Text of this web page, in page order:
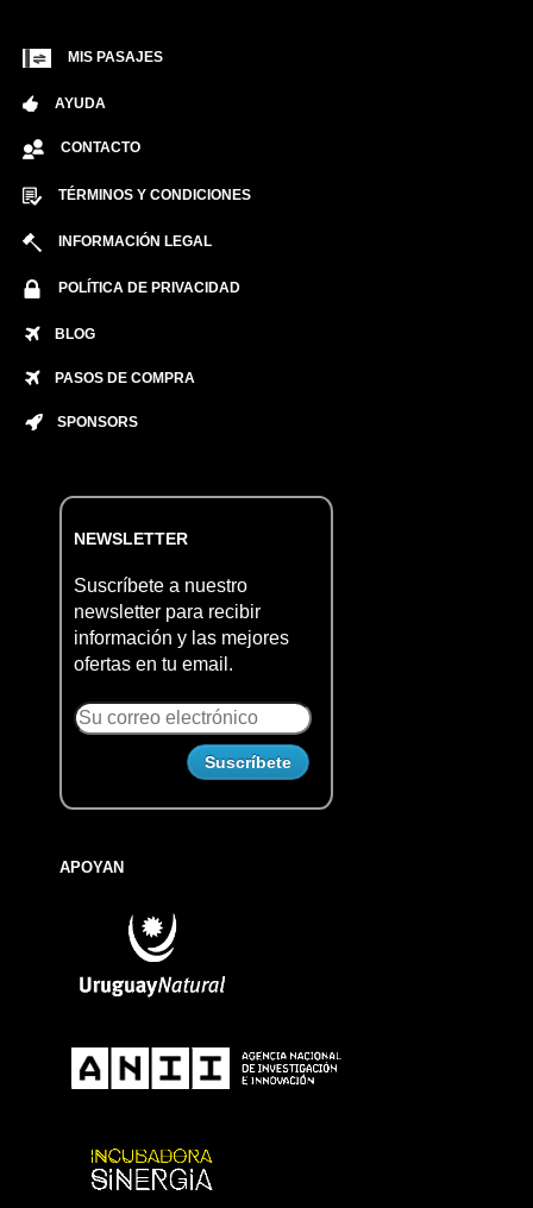
MIS PASAJES
AYUDA
CONTACTO
TÉRMINOS Y CONDICIONES
INFORMACIÓN LEGAL
POLÍTICA DE PRIVACIDAD
BLOG
PASOS DE COMPRA
SPONSORS
NEWSLETTER
Suscríbete a nuestro
newsletter para recibir
información y las mejores
ofertas en tu email.
APOYAN